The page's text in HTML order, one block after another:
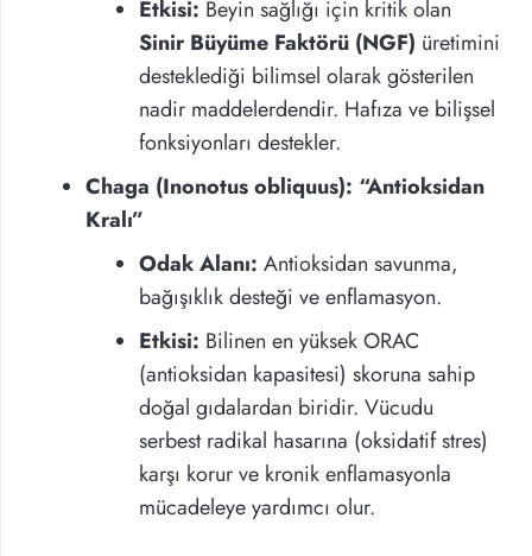
Etkisi: Beyin sağlığı için kritik olan
Sinir Büyüme Faktörü (NGF) üretimini
desteklediği bilimsel olarak gösterilen
nadir maddelerdendir. Hafıza ve bilişsel
fonksiyonları destekler.
Chaga (Inonotus obliquus): “Antioksidan
Kralı”
Odak Alanı: Antioksidan savunma,
bağışıklık desteği ve enflamasyon.
Etkisi: Bilinen en yüksek ORAC
(antioksidan kapasitesi) skoruna sahip
doğal gıdalardan biridir. Vücudu
serbest radikal hasarına (oksidatif stres)
karşı korur ve kronik enflamasyonla
mücadeleye yardımcı olur.